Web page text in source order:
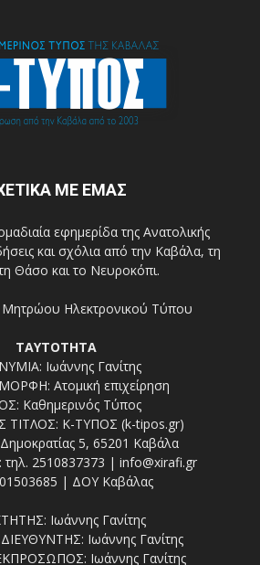
ΜΕ ΕΜΑΣ
εφημερίδα της Ανατολικής
και σχόλια από την Καβάλα, τη
Θάσο και το Νευροκόπι.
ΤΑΥΤΟΤΗΤΑ
Ιωάννης Γανίτης
Ατομική επιχείρηση
Καθημερινός Τύπος
ΤΙΤΛΟΣ: Κ-ΤΥΠΟΣ (k-tipos.gr)
5, 65201 Καβάλα
2510837373 | info@xirafi.gr
| ΔΟΥ Καβάλας
Ιωάννης Γανίτης
Ιωάννης Γανίτης
Ιωάννης Γανίτης